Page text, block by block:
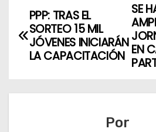
N
a
e
SE
EN
PPP: TRAS EL
SORTEO 15 MIL
JÓVENES INICIARÁN
LA CAPACITACIÓN
Por